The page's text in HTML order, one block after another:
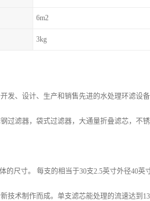
6m2
3kg
发、设计、生产和销售先进的水处理环滤设
过滤器，袋式过滤器，大通量折叠滤芯，不
尺寸。 每支的相当于30支2.5英寸外径40英
技术制作而成。单支滤芯能处理的流速达到